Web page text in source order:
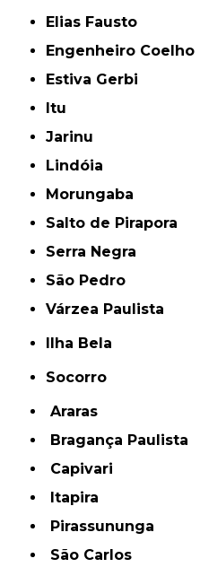
Elias Fausto
Engenheiro Coelho
Estiva Gerbi
Itu
Jarinu
Lindóia
Morungaba
Salto de Pirapora
Serra Negra
São Pedro
Várzea Paulista
Ilha Bela
Socorro
Araras
Bragança Paulista
Capivari
Itapira
Pirassununga
São Carlos